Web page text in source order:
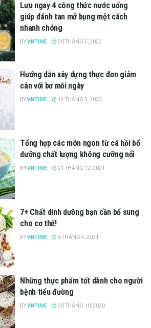
Lưu ngay 4 công thức nước uống
giúp đánh tan mỡ bụng một cách
nhanh chóng
BYVNTIME 20 THÁNG 5, 2022
Hướng dẫn xây dựng thực đơn giảm
cân với bơ mỗi ngày
BYVNTIME 14 THÁNG 3, 2022
Tổng hợp các món ngon từ cá hồi bổ
dưỡng chất lượng không cưỡng nổi
BYVNTIME 21 THÁNG 12, 2021
7+ Chất dinh dưỡng bạn cần bổ sung
cho cơ thể!
BYVNTIME 6 THÁNG 4, 2021
Những thực phẩm tốt dành cho người
bệnh tiểu đường
BYVNTIME 30 THÁNG 10, 2020